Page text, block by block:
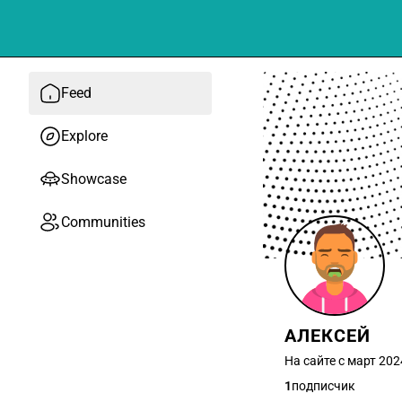
Feed
Explore
Showcase
Communities
АЛЕКСЕЙ
На сайте с март
1подписчик